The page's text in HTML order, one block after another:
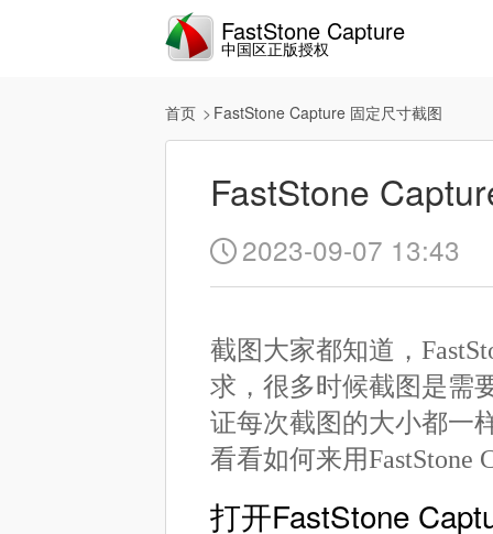
FastStone Capture
中国区正版授权
首页 FastStone Capture 固定尺寸截图
FastStone
 2023-09-07 13:43
截图大家都知道，
求，很多时候截图是需
证每次截图的大小都一
看看如何来用FastStone
打开FastStone